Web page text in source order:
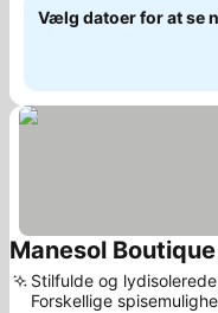
Vælg datoer for at se
Manesol
Stilfulde og
Forskellige